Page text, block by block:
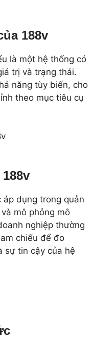
188v
là một hệ thống có
trị và trạng thái.
năng tùy biến, cho
theo mục tiêu cụ
dụng trong quản
mô phỏng mô
nghiệp thường
chiếu để đo
sự tin cậy của hệ